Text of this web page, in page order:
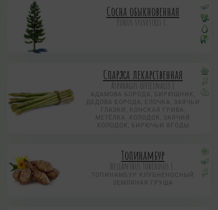
Сосна обыкновенная
Pinus sylvestris L.
Спаржа лекарственная
Asparagus officinalis L
АДАМОВА БОРОДА, БИРЮШНИК,
ДЕДОВА БОРОДА, ЕЛОЧКА, ЗАЯЧЬИ
ГЛАЗКИ, КОНСКАЯ ГРИВА,
МЕТЁЛКА, ХОЛОДОК, ЗАЯЧИЙ
ХОЛОДОК, БИРЮЧЬИ ЯГОДЫ
Топинамбур
Helianthus tuberosus L.
ТОПИНАМБУР КЛУБНЕНОСНЫЙ
ЗЕМЛЯНАЯ ГРУША